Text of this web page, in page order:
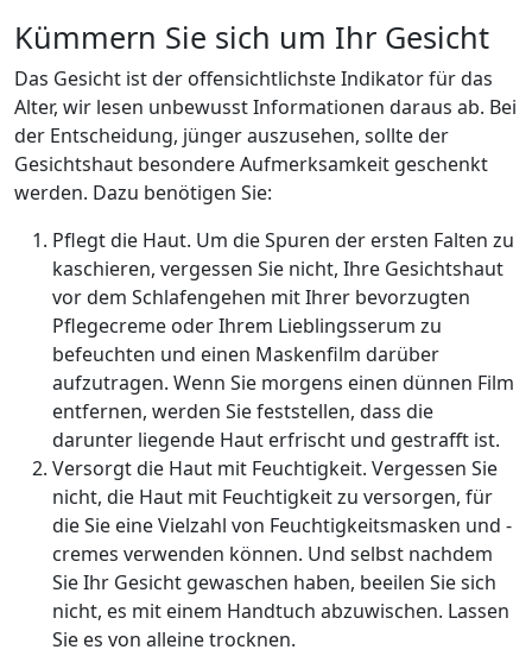
Kümmern Sie sich um Ihr Gesicht
Das Gesicht ist der offensichtlichste Indikator für das
Alter, wir lesen unbewusst Informationen daraus ab. Bei
der Entscheidung, jünger auszusehen, sollte der
Gesichtshaut besondere Aufmerksamkeit geschenkt
werden. Dazu benötigen Sie:
Pflegt die Haut. Um die Spuren der ersten Falten zu
kaschieren, vergessen Sie nicht, Ihre Gesichtshaut
vor dem Schlafengehen mit Ihrer bevorzugten
Pflegecreme oder Ihrem Lieblingsserum zu
befeuchten und einen Maskenfilm darüber
aufzutragen. Wenn Sie morgens einen dünnen Film
entfernen, werden Sie feststellen, dass die
darunter liegende Haut erfrischt und gestrafft ist.
Versorgt die Haut mit Feuchtigkeit. Vergessen Sie
nicht, die Haut mit Feuchtigkeit zu versorgen, für
die Sie eine Vielzahl von Feuchtigkeitsmasken und -
cremes verwenden können. Und selbst nachdem
Sie Ihr Gesicht gewaschen haben, beeilen Sie sich
nicht, es mit einem Handtuch abzuwischen. Lassen
Sie es von alleine trocknen.